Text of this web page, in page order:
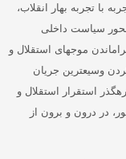
با تجربه بهار انقلاب،
محور سياست داخلى
موجهاى استقلال و
وسيع‏ترين جريان
استقرار استقلال و
در درون و برون از